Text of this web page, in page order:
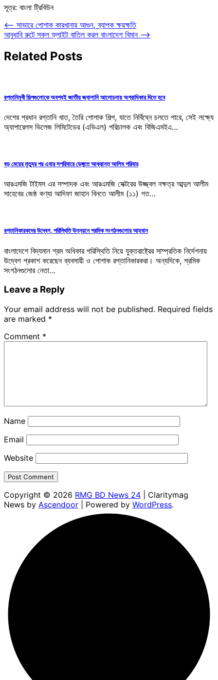
সূত্র: বাংলা ট্রিবিউন
Post
navigation
⟵ সাভারে পোশাক কারখানায় আগুন, ব্যাপক ক্ষয়ক্ষতি
আবুধাবি রুটে সকল ফ্লাইট বাতিল করল বাংলাদেশ বিমান ⟶
Related Posts
রপ্তানিমুখী শিল্পগুলোকে অবশ্যই জাতীয় জ্বালানি আলোচনায় অগ্রাধিকার দিতে হবে
দেশের প্রধান রপ্তানি খাত, তৈরি পোশাক শিল্প, যাতে নির্বিঘ্নে চলতে পারে, সেই লক্ষ্যে
অ্যাপারেলস ভিলেজ লিমিটেডের (এভিএল) পরিচালক এবং বিজিএমইএ…
বড় মেয়ের মৃত্যুর পর এবার সপরিবারে ডেঙ্গুতে আক্রান্ত আলিম পরিবার
আরএমজি টাইমস এর সম্পাদক এবং আরএমজি সেক্টরের উজ্জ্বল নক্ষত্র আব্দুল আলীম
সাহেবের জেষ্ঠ কণ্যা আদিফা জাহান বিনতে আলীম (১১) গত…
রপ্তানিকারকদের উদ্বেগ, পরিস্থিতি উন্নয়নে শ্রমিক সংগঠনগুলোর আহ্বান
বাংলাদেশে বিদ্যমান শ্রম অধিকার পরিস্থিতি নিয়ে যুক্তরাষ্ট্রের সাম্প্রতিক নির্দেশনায়
উদ্বেগ প্রকাশ করেছেন ব্যবসায়ী ও পোশাক রপ্তানিকারকরা। অন্যদিকে, শ্রমিক
সংগঠনগুলোর নেতা…
Leave a Reply
Your email address will not be published. Required fields
are marked *
Comment *
Name
Email
Website
Copyright © 2026 RMG BD News 24 | Claritymag
News by Ascendoor | Powered by WordPress.